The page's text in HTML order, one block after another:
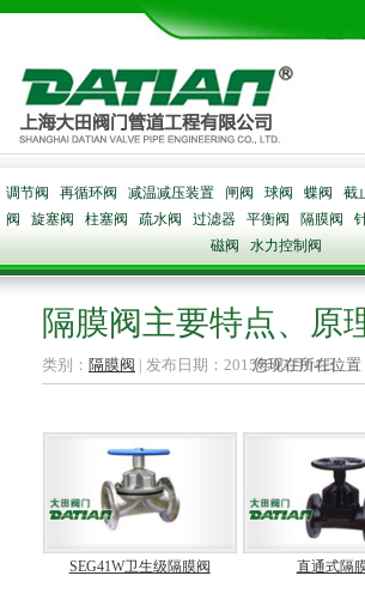
调节阀 再循环阀 减温减压装置 闸阀 球阀 蝶阀 截
阀
旋塞阀 柱塞阀 疏水阀 过滤器 平衡阀 隔膜阀
磁阀
水力控制阀
隔膜阀主要特点、原
类别： 隔膜阀 | 发布日期：2015年03月04日
您现在所在位置
SEG41W卫生级隔膜阀 直通式隔